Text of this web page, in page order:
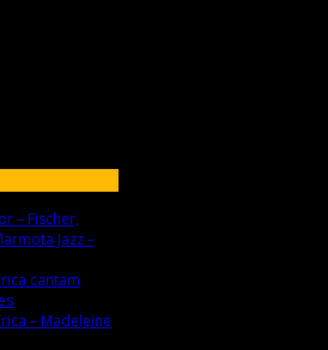
– Fischer,
Jazz –
cantam
– Madeleine